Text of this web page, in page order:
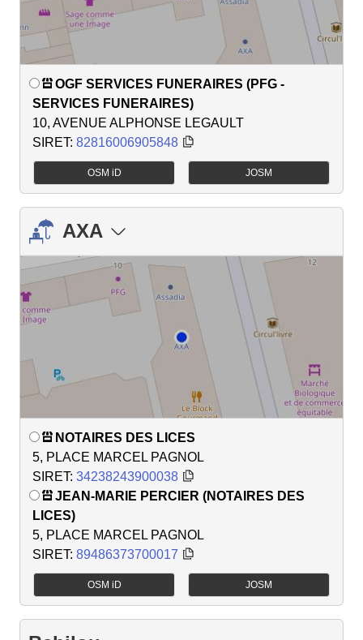
OGF SERVICES FUNERAIRES (PFG -
SERVICES FUNERAIRES)
10, AVENUE ALPHONSE LEGAULT
SIRET: 82816006905848
OSM iD JOSM
AXA
NOTAIRES DES LICES
5, PLACE MARCEL PAGNOL
SIRET: 34238243900038
JEAN-MARIE PERCIER (NOTAIRES DES
LICES)
5, PLACE MARCEL PAGNOL
SIRET: 89486373700017
OSM iD JOSM